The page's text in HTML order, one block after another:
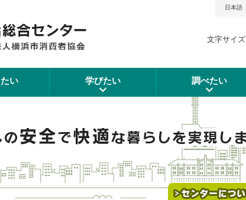
日本語
文字サイズ
い 学びたい 調べたい